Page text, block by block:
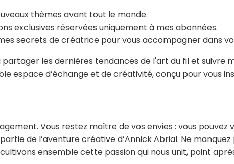
thèmes avant tout le monde.
exclusives réservées uniquement à mes abonnées.
secrets de créatrice pour vous accompagner dans
les dernières tendances de l'art du fil et suivre
espace d’échange et de créativité, conçu pour vous
Vous restez maître de vos envies : vous
de l’aventure créative d’Annick Abrial. Ne
ensemble cette passion qui nous unit, point